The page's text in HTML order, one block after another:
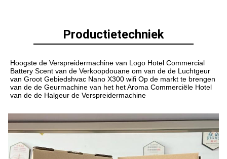
Productietechniek
Hoogste de Verspreidermachine van Logo Hotel Commercial
Battery Scent van de Verkoopdouane om van de de Luchtgeur
van Groot Gebiedshvac Nano X300 wifi
van de de Geurmachine van het het Aroma Commerciële Hotel
van de de Halgeur de Verspreidermachine